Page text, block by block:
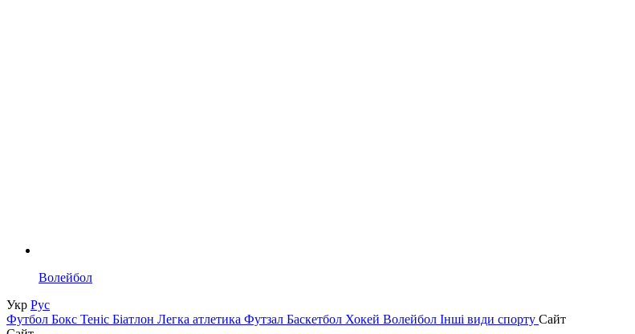
Волейбол
Укр Рус
Футбол Бокс Теніс Біатлон Легка атлетика Футзал Баскетбол Хокей Волейбол Інші види спорту Сайт